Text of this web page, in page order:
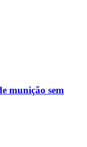
munição sem